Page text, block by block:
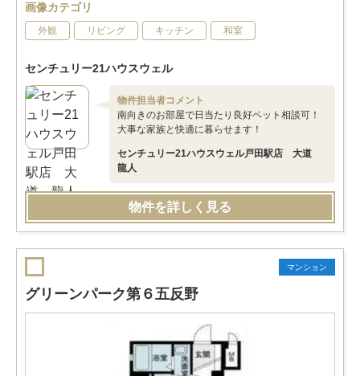
画像カテゴリ
外観 リビング キッチン 和室
センチュリー21ハウスウェル
物件担当者コメント
南向きのお部屋で日当たり良好ペット相談可！
大事な家族と快適に暮らせます！
センチュリー21ハウスウェル戸田駅店 大道
龍人
物件を詳しく見る
マンション
グリーンパーク第６五反野